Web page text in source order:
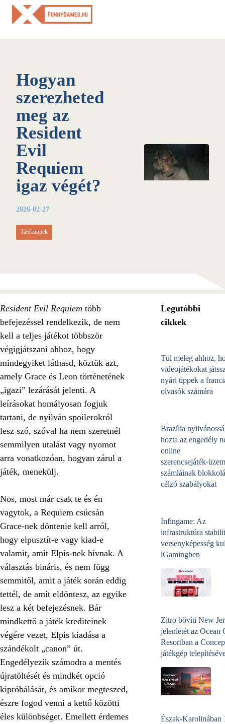
Skip
Hogyan
szerezheted
meg az
Resident
Evil
Requiem
igaz végét?
2026-02-27
Játéktippek
Resident Evil Requiem több
befejezéssel rendelkezik, de nem
kell a teljes játékot többször
végigjátszani ahhoz, hogy
mindegyiket láthasd, köztük azt,
amely Grace és Leon történetének
„igazi” lezárását jelenti. A
leírásokat homályosan fogjuk
tartani, de nyilván spoilerokról
lesz szó, szóval ha nem szeretnél
semmilyen utalást vagy nyomot
arra vonatkozóan, hogyan zárul a
játék, menekülj.
Nos, most már csak te és én
vagytok, a Requiem csúcsán
Grace-nek döntenie kell arról,
hogy elpusztít-e vagy kiad-e
valamit, amit Elpis-nek hívnak. A
választás bináris, és nem függ
semmitől, amit a játék során eddig
tettél, de amit eldöntesz, az egyike
lesz a két befejezésnek. Bár
mindkettő a játék krediteinek
végére vezet, Elpis kiadása a
szándékolt „canon” út.
Engedélyezik számodra a mentés
újratöltését és mindkét opció
kipróbálását, és amikor megteszed,
észre fogod venni a kettő közötti
éles különbséget. Emellett érdemes
Legutóbbi
cikkek
Túl meleg ahhoz,
videojátékokat
nyári tippek a
olvasók számára
Brazília
hozta az engedély
online
számláinak
célzó szabályokat
Infingame: Az
infrastruktúra
versenyképesség
iGamingben
Zitro bővíti New
jelenlétét az Ocean
Resortban a
játékgép
Észak-Karolinában